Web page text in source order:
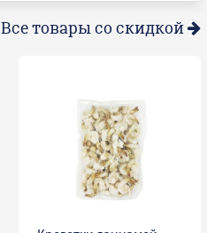
Все товары со скидкой